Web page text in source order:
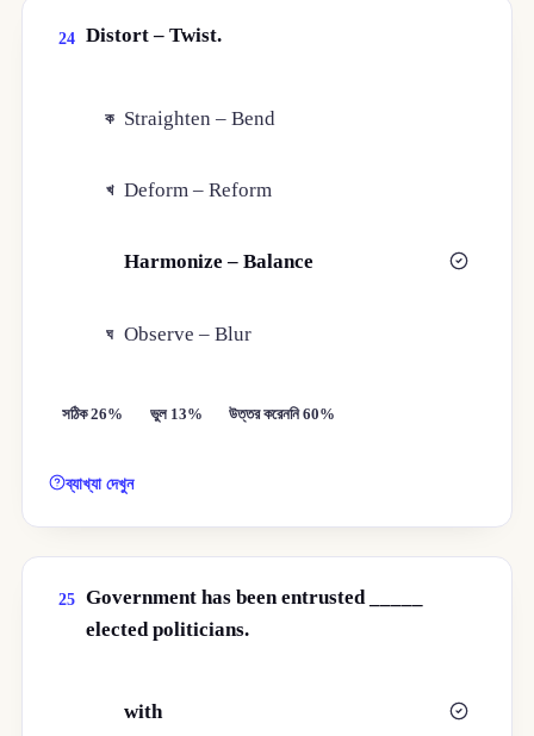
24 Distort – Twist.
ক Straighten – Bend
খ Deform – Reform
Harmonize – Balance
ঘ Observe – Blur
সঠিক 26% ভুল 13% উত্তর করেননি 60%
ব্যাখ্যা দেখুন
25 Government has been entrusted _____
elected politicians.
with